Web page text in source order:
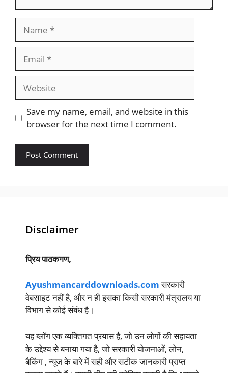
Website
Save my name, email, and website in this
browser for the next time I comment.
Disclaimer
प्रिय पाठकगण,
Ayushmancarddownloads.comसरकारी
वेबसाइट नहीं है, और न ही इसका किसी सरकारी मंत्रालय या
विभाग से कोई संबंध है।
यह ब्लॉग एक व्यक्तिगत प्रयास है, जो उन लोगों की सहायता
के उद्देश्य से बनाया गया है, जो सरकारी योजनाओं, लोन,
बैकिंग , न्यूज के बारे में सही और सटीक जानकारी प्राप्त